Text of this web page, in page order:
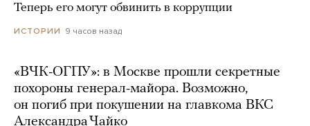
Теперь его могут обвинить в коррупции
ИСТОРИИ 9 часов назад
«ВЧК-ОГПУ»: в Москве прошли секретные
похороны генерал-майора. Возможно,
он погиб при покушении на главкома ВКС
Александра Чайко